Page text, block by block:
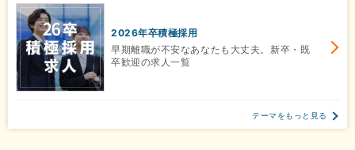
2026年卒積極採用
早期離職が不安なあなたも大丈夫。新卒・既
卒歓迎の求人一覧
テーマをもっと見る